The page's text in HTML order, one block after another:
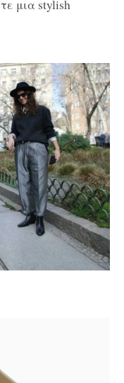
μια stylish